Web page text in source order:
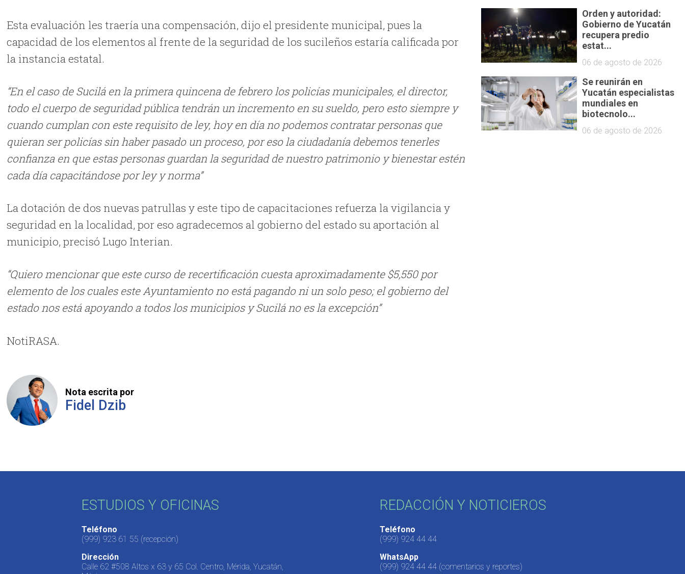
Esta evaluación les traería una compensación, dijo el presidente municipal, pues la
capacidad de los elementos al frente de la seguridad de los sucileños estaría calificada por
la instancia estatal.
“En el caso de Sucilá en la primera quincena de febrero los policías municipales, el director,
todo el cuerpo de seguridad pública tendrán un incremento en su sueldo, pero esto siempre y
cuando cumplan con este requisito de ley, hoy en día no podemos contratar personas que
quieran ser policías sin haber pasado un proceso, por eso la ciudadanía debemos tenerles
confianza en que estas personas guardan la seguridad de nuestro patrimonio y bienestar estén
cada día capacitándose por ley y norma”
La dotación de dos nuevas patrullas y este tipo de capacitaciones refuerza la vigilancia y
seguridad en la localidad, por eso agradecemos al gobierno del estado su aportación al
municipio, precisó Lugo Interian.
“Quiero mencionar que este curso de recertificación cuesta aproximadamente $5,550 por
elemento de los cuales este Ayuntamiento no está pagando ni un solo peso; el gobierno del
estado nos está apoyando a todos los municipios y Sucilá no es la excepción”
NotiRASA.
Nota escrita por
Fidel Dzib
Orden y autoridad:
Gobierno de Yucatán
recupera predio
estat...
06 de agosto de 2026
Se reunirán en
Yucatán especialistas
mundiales en
biotecnolo...
06 de agosto de 2026
ESTUDIOS Y OFICINAS
Teléfono
(999) 923 61 55 (recepción)
Dirección
Calle 62 #508 Altos x 63 y 65 Col. Centro, Mérida, Yucatán,
REDACCIÓN Y NOTICIEROS
Teléfono
(999) 924 44 44
WhatsApp
(999) 924 44 44 (comentarios y reportes)